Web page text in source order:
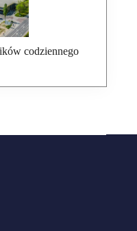
codziennego